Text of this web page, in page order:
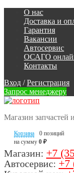
О нас
Доставка и
Гарантия
Вакансии
Автосервис
ОСАГО
Контакты
Вход / Регистрация
Запрос менеджеру
Магазин запчастей
Корзина
0 позиций
на сумму 0 ₽
Магазин: +7
Автосервис: +7